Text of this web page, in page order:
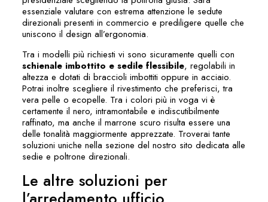
essenziale valutare con estrema attenzione le sedute
direzionali presenti in commercio e prediligere quelle che
uniscono il design all’ergonomia.
Tra i modelli più richiesti vi sono sicuramente quelli con
schienale imbottito e sedile flessibile, regolabili in
altezza e dotati di braccioli imbottiti oppure in acciaio.
Potrai inoltre scegliere il rivestimento che preferisci, tra
vera pelle o ecopelle. Tra i colori più in voga vi è
certamente il nero, intramontabile e indiscutibilmente
raffinato, ma anche il marrone scuro risulta essere una
delle tonalità maggiormente apprezzate. Troverai tante
soluzioni uniche nella sezione del nostro sito dedicata alle
sedie e poltrone direzionali.
Le altre soluzioni per